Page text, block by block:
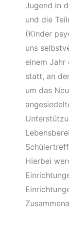
Jugend in
und die
(Kinder
uns
einem Jahr
statt, an
um das
Hierbei